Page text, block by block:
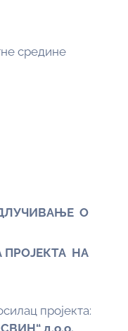
средине
О
ПРОЈЕКТА НА
пројекта:
д.о.о.